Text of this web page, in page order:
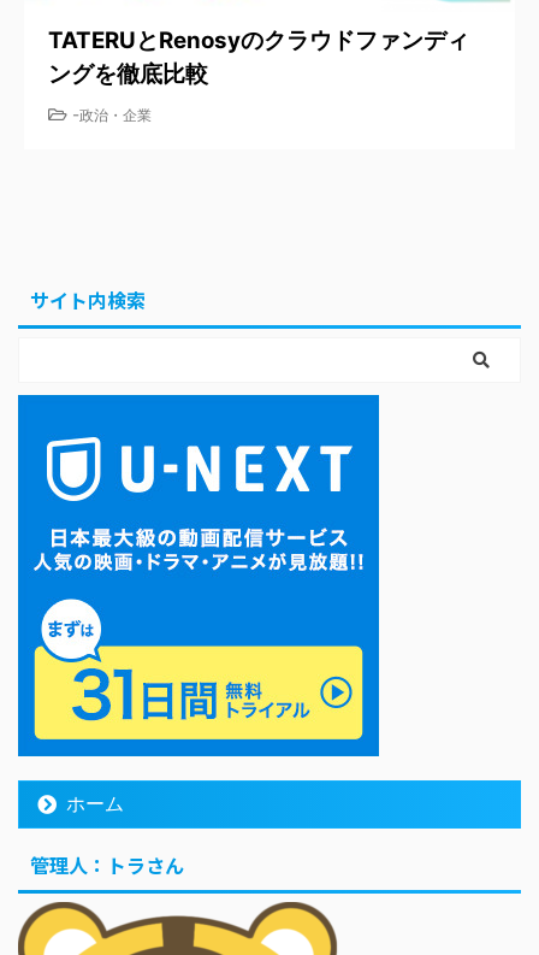
TATERUとRenosyのクラウドファンディ
ングを徹底比較
-政治・企業
サイト内検索
ホーム
管理人：トラさん